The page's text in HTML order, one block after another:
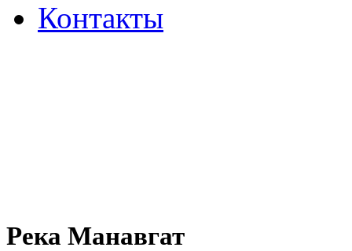
Контакты
Река Манавгат